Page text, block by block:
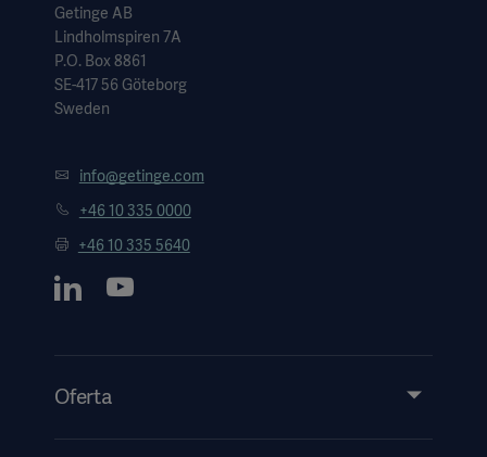
Getinge AB
Lindholmspiren 7A
P.O. Box 8861
SE-417 56 Göteborg
Sweden
info@getinge.com
+46 10 335 0000
+46 10 335 5640
Oferta